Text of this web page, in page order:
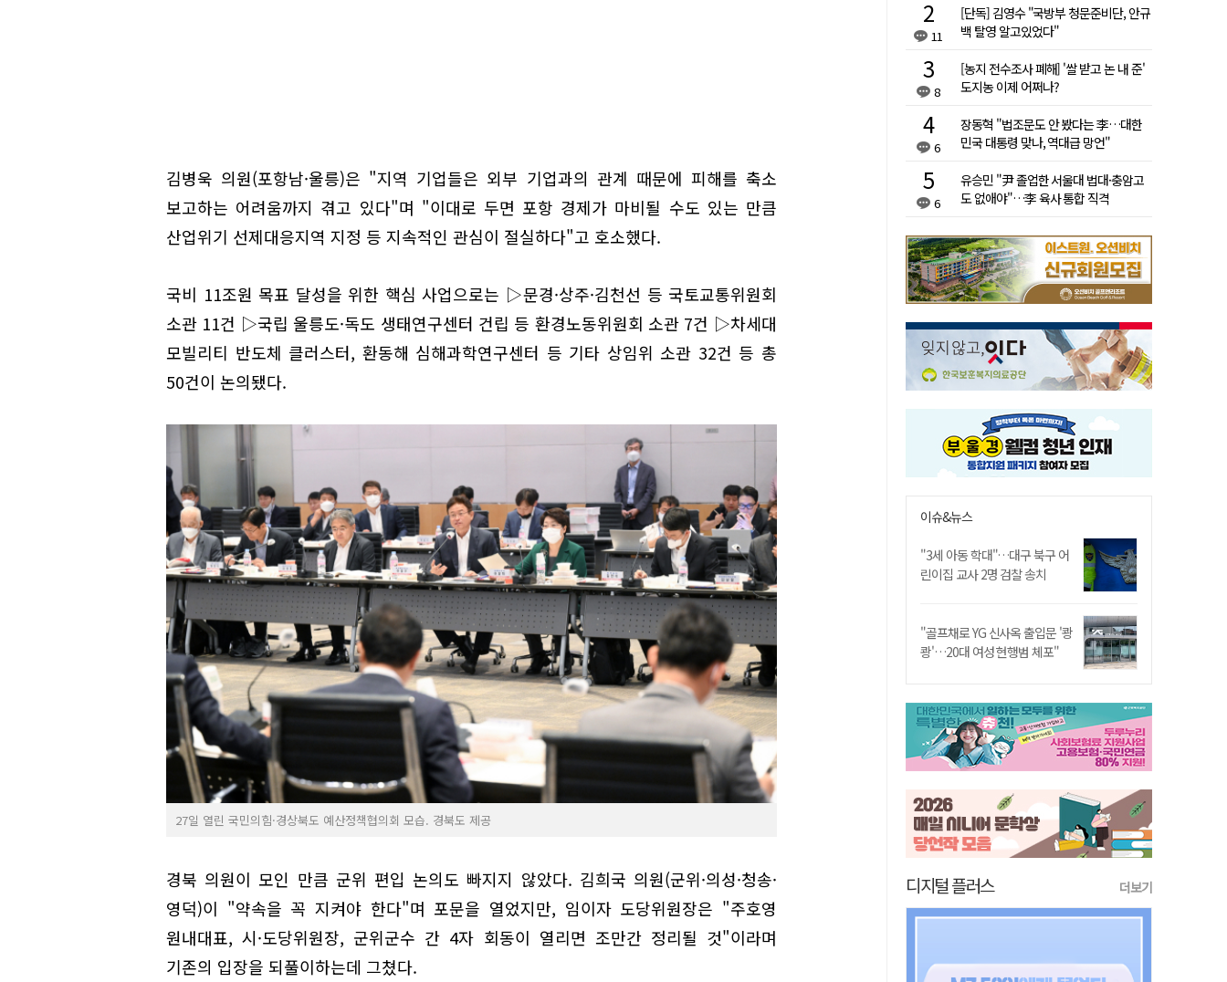
김병욱 의원(포항남·울릉)은 "지역 기업들은 외부 기업과의 관계 때문에 피해를 축소
보고하는 어려움까지 겪고 있다"며 "이대로 두면 포항 경제가 마비될 수도 있는 만큼
산업위기 선제대응지역 지정 등 지속적인 관심이 절실하다"고 호소했다.
국비 11조원 목표 달성을 위한 핵심 사업으로는 ▷문경·상주·김천선 등 국토교통위원회
소관 11건 ▷국립 울릉도·독도 생태연구센터 건립 등 환경노동위원회 소관 7건 ▷차세대
모빌리티 반도체 클러스터, 환동해 심해과학연구센터 등 기타 상임위 소관 32건 등 총
50건이 논의됐다.
27일 열린 국민의힘·경상북도 예산정책협의회 모습. 경북도 제공
경북 의원이 모인 만큼 군위 편입 논의도 빠지지 않았다. 김희국 의원(군위·의성·청송·
영덕)이 "약속을 꼭 지켜야 한다"며 포문을 열었지만, 임이자 도당위원장은 "주호영
원내대표, 시·도당위원장, 군위군수 간 4자 회동이 열리면 조만간 정리될 것"이라며
기존의 입장을 되풀이하는데 그쳤다.
11
[단독] 김영수 "국방부 청문준비단, 안규
백 탈영 알고있었다"
8
[농지 전수조사 폐해] '쌀 받고 논 내 준'
도지농 이제 어쩌나?
6
장동혁 "법조문도 안 봤다는 李…대한
민국 대통령 맞나, 역대급 망언"
6
유승민 "尹 졸업한 서울대 법대·충암고
도 없애야"…李 육사 통합 직격
이슈&뉴스
"3세 아동 학대"…대구 북구 어
린이집 교사 2명 검찰 송치
"골프채로 YG 신사옥 출입문 '쾅
쾅'…20대 여성 현행범 체포"
디지털 플러스 더보기